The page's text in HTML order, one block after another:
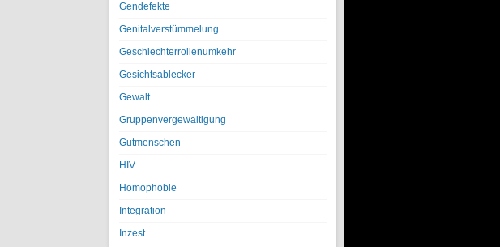
Gendefekte
Genitalverstümmelung
Geschlechterrollenumkehr
Gesichtsablecker
Gewalt
Gruppenvergewaltigung
Gutmenschen
HIV
Homophobie
Integration
Inzest